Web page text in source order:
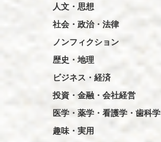
人文・思想
社会・政治・法律
ノンフィクション
歴史・地理
ビジネス・経済
投資・金融・会社経営
医学・薬学・看護学・歯科学
趣味・実用